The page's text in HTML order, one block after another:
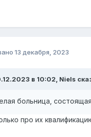
13 декабря, 2023
в 10:02, Niels
больница,
про их